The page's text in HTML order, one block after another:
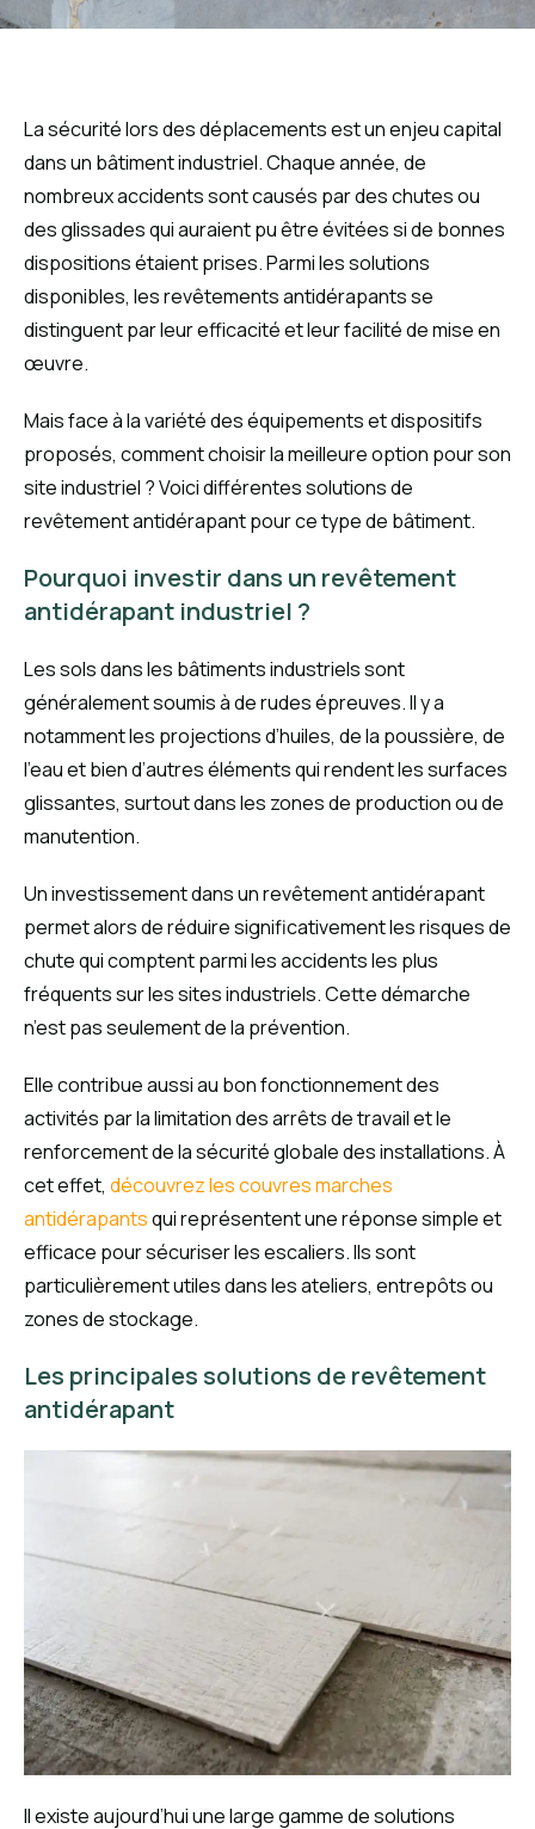
La sécurité lors des déplacements est un enjeu capital
dans un bâtiment industriel. Chaque année, de
nombreux accidents sont causés par des chutes ou
des glissades qui auraient pu être évitées si de bonnes
dispositions étaient prises. Parmi les solutions
disponibles, les revêtements antidérapants se
distinguent par leur efficacité et leur facilité de mise en
œuvre.
Mais face à la variété des équipements et dispositifs
proposés, comment choisir la meilleure option pour son
site industriel ? Voici différentes solutions de
revêtement antidérapant pour ce type de bâtiment.
Pourquoi investir dans un revêtement
antidérapant industriel ?
Les sols dans les bâtiments industriels sont
généralement soumis à de rudes épreuves. Il y a
notamment les projections d’huiles, de la poussière, de
l’eau et bien d’autres éléments qui rendent les surfaces
glissantes, surtout dans les zones de production ou de
manutention.
Un investissement dans un revêtement antidérapant
permet alors de réduire significativement les risques de
chute qui comptent parmi les accidents les plus
fréquents sur les sites industriels. Cette démarche
n’est pas seulement de la prévention.
Elle contribue aussi au bon fonctionnement des
activités par la limitation des arrêts de travail et le
renforcement de la sécurité globale des installations. À
cet effet, découvrez les couvres marches
antidérapantsqui représentent une réponse simple et
efficace pour sécuriser les escaliers. Ils sont
particulièrement utiles dans les ateliers, entrepôts ou
zones de stockage.
Les principales solutions de revêtement
antidérapant
Il existe aujourd’hui une large gamme de solutions